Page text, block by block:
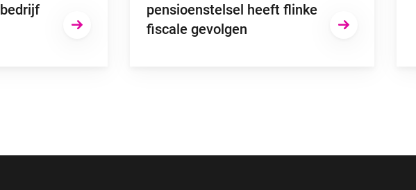
pensioenstelsel heeft flinke
fiscale gevolgen